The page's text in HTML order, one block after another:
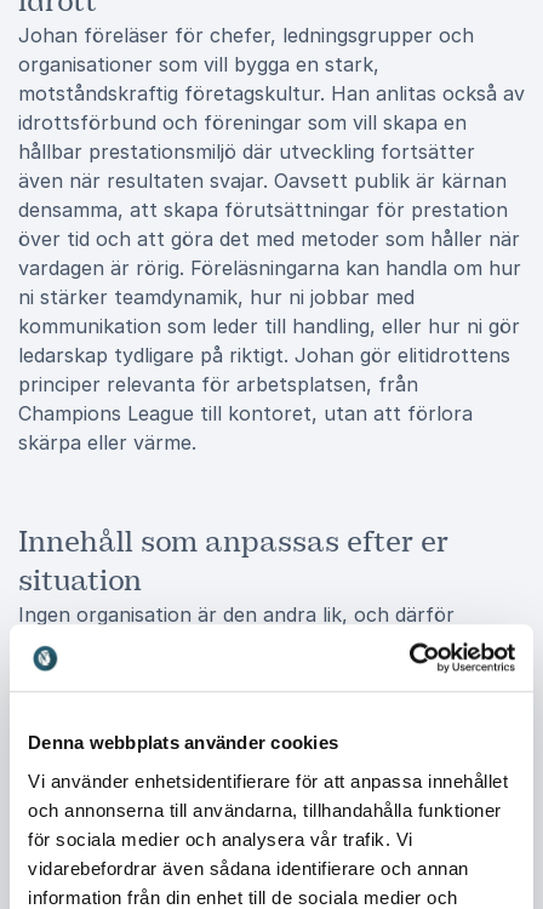
Denna webbplats använder cookies
Vi använder enhetsidentifierare för att anpassa innehållet
och annonserna till användarna, tillhandahålla funktioner
för sociala medier och analysera vår trafik. Vi
vidarebefordrar även sådana identifierare och annan
information från din enhet till de sociala medier och
Johan föreläser för chefer, ledningsgrupper och
organisationer som vill bygga en stark,
motståndskraftig företagskultur. Han anlitas också av
idrottsförbund och föreningar som vill skapa en
hållbar prestationsmiljö där utveckling fortsätter
även när resultaten svajar. Oavsett publik är kärnan
densamma, att skapa förutsättningar för prestation
över tid och att göra det med metoder som håller när
vardagen är rörig. Föreläsningarna kan handla om hur
ni stärker teamdynamik, hur ni jobbar med
kommunikation som leder till handling, eller hur ni gör
ledarskap tydligare på riktigt. Johan gör elitidrottens
principer relevanta för arbetsplatsen, från
Champions League till kontoret, utan att förlora
skärpa eller värme.
Innehåll som anpassas efter er
situation
Ingen organisation är den andra lik, och därför
behöver ingen föreläsning vara den andra lik. Utifrån
er verklighet kan fokus ligga på individuellt ledarskap,
feedback, stresshantering under press,
beteendeförändring eller hur ni bygger en kultur där
prestation och välmående förstärker varandra.
Talangutveckling är också ett möjligt spår för er som
vill skapa långsiktig kapacitet och en tydlig väg från
potential till leverans. I bokenJaget före laget: om